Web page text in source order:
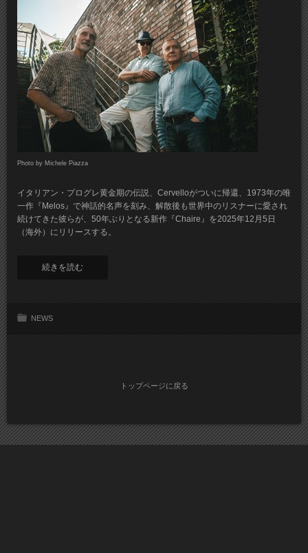
Photo by Michele Piazza
イタリアン・プログレ黄金期の伝説、Cervelloがついに帰還、1973年の唯
一作『Melos』で神話的名声を刻み、解散後も世界中のリスナーに愛され
続けてきた彼らが、50年ぶりとなる新作『Chaire』を2025年12月5日
（海外）にリリースする。
続きを読む
NEWS
トップページに戻る